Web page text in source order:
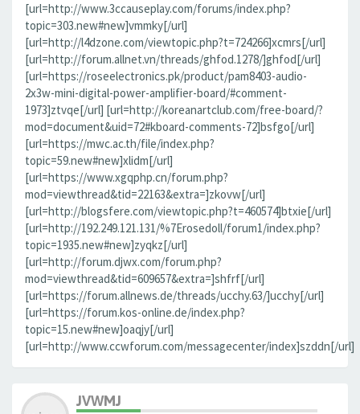
[url=http://www.3ccauseplay.com/forums/index.php?
topic=303.new#new]vmmky[/url]
[url=http://l4dzone.com/viewtopic.php?t=724266]xcmrs[/url]
[url=http://forum.allnet.vn/threads/ghfod.1278/]ghfod[/url]
[url=https://roseelectronics.pk/product/pam8403-audio-
2x3w-mini-digital-power-amplifier-board/#comment-
1973]ztvqe[/url] [url=http://koreanartclub.com/free-board/?
mod=document&uid=72#kboard-comments-72]bsfgo[/url]
[url=https://mwc.ac.th/file/index.php?
topic=59.new#new]xlidm[/url]
[url=https://www.xgqphp.cn/forum.php?
mod=viewthread&tid=22163&extra=]zkovw[/url]
[url=http://blogsfere.com/viewtopic.php?t=460574]btxie[/url]
[url=http://192.249.121.131/%7Erosedoll/forum1/index.php?
topic=1935.new#new]zyqkz[/url]
[url=http://forum.djwx.com/forum.php?
mod=viewthread&tid=609657&extra=]shfrf[/url]
[url=https://forum.allnews.de/threads/ucchy.63/]ucchy[/url]
[url=https://forum.kos-online.de/index.php?
topic=15.new#new]oaqjy[/url]
[url=http://www.ccwforum.com/messagecenter/index]szddn[/url]
JVWMJ